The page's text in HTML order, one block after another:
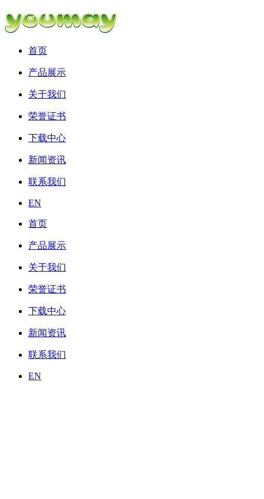
首页
产品展示
关于我们
荣誉证书
下载中心
新闻资讯
联系我们
EN
首页
产品展示
关于我们
荣誉证书
下载中心
新闻资讯
联系我们
EN